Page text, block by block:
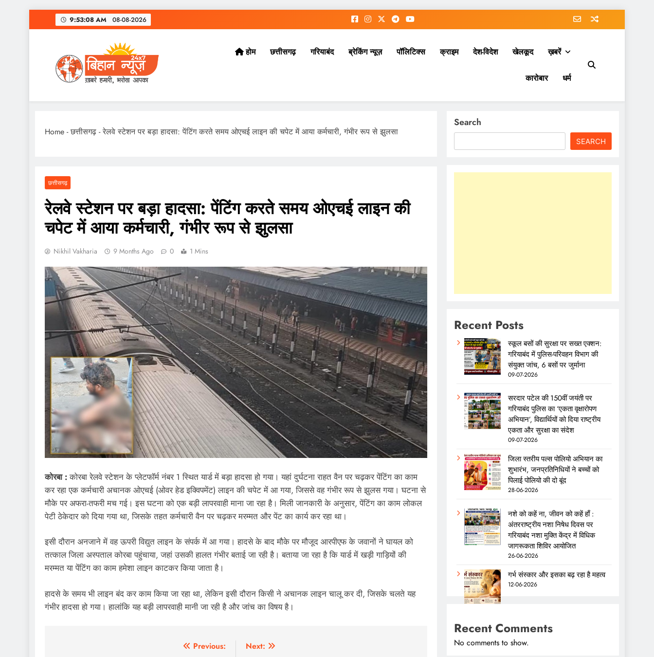
to
9:53:09 AM 08-08-2026
होम छत्तीसगढ़ गरियाबंद ब्रेकिंग न्यूज़ पॉलिटिक्स क्राइम देश-विदेश खेलकूद ख़बरें
कारोबार धर्म
Home -छत्तीसगढ़ -रेलवे स्टेशन पर बड़ा हादसा: पेंटिंग करते समय ओएचई लाइन की चपेट में आया कर्मचारी, गंभीर रूप से झुलसा
छत्तीसगढ़
रेलवे स्टेशन पर बड़ा हादसा: पेंटिंग करते समय ओएचई लाइन की
चपेट में आया कर्मचारी, गंभीर रूप से झुलसा
Nikhil Vakharia 9 Months Ago 0 1 Mins
कोरबा :कोरबा रेलवे स्टेशन के प्लेटफॉर्म नंबर 1 स्थित यार्ड में बड़ा हादसा हो गया। यहां दुर्घटना राहत वैन पर चढ़कर पेंटिंग का काम
कर रहा एक कर्मचारी अचानक ओएचई (ओवर हेड इक्विपमेंट) लाइन की चपेट में आ गया, जिससे वह गंभीर रूप से झुलस गया। घटना से
मौके पर अफरा-तफरी मच गई। इस घटना को एक बड़ी लापरवाही माना जा रहा है। मिली जानकारी के अनुसार, पेंटिंग का काम लोकल
पेटी ठेकेदार को दिया गया था, जिसके तहत कर्मचारी वैन पर चढ़कर मरम्मत और पेंट का कार्य कर रहा था।
इसी दौरान अनजाने में वह ऊपरी विद्युत लाइन के संपर्क में आ गया। हादसे के बाद मौके पर मौजूद आरपीएफ के जवानों ने घायल को
तत्काल जिला अस्पताल कोरबा पहुंचाया, जहां उसकी हालत गंभीर बताई जा रही है। बताया जा रहा है कि यार्ड में खड़ी गाड़ियों की
मरम्मत या पेंटिंग का काम हमेशा लाइन काटकर किया जाता है।
हादसे के समय भी लाइन बंद कर काम किया जा रहा था, लेकिन इसी दौरान किसी ने अचानक लाइन चालू कर दी, जिसके चलते यह
गंभीर हादसा हो गया। हालांकि यह बड़ी लापरवाही मानी जा रही है और जांच का विषय है।
Previous:
Next:
Search
SEARCH
Recent Posts
स्कूल बसों की सुरक्षा पर सख्त एक्शन:
गरियाबंद में पुलिस-परिवहन विभाग की
संयुक्त जांच, 6 बसों पर जुर्माना
09-07-2026
सरदार पटेल की 150वीं जयंती पर
गरियाबंद पुलिस का ‘एकता वृक्षारोपण
अभियान’, विद्यार्थियों को दिया राष्ट्रीय
एकता और सुरक्षा का संदेश
09-07-2026
जिला स्तरीय पल्स पोलियो अभियान का
शुभारंभ, जनप्रतिनिधियों ने बच्चों को
पिलाई पोलियो की दो बूंद
28-06-2026
नशे को कहें ना, जीवन को कहें हाँ :
अंतरराष्ट्रीय नशा निषेध दिवस पर
गरियाबंद नशा मुक्ति केंद्र में विधिक
जागरूकता शिविर आयोजित
26-06-2026
गर्भ संस्कार और इसका बढ़ रहा है महत्व
12-06-2026
Recent Comments
No comments to show.